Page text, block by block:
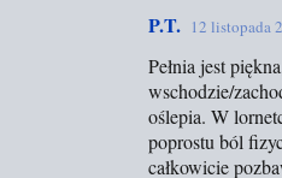
P.T. 12 listopada
Pełnia jest
wschodzie/
oślepia. W
poprostu ból
całkowicie